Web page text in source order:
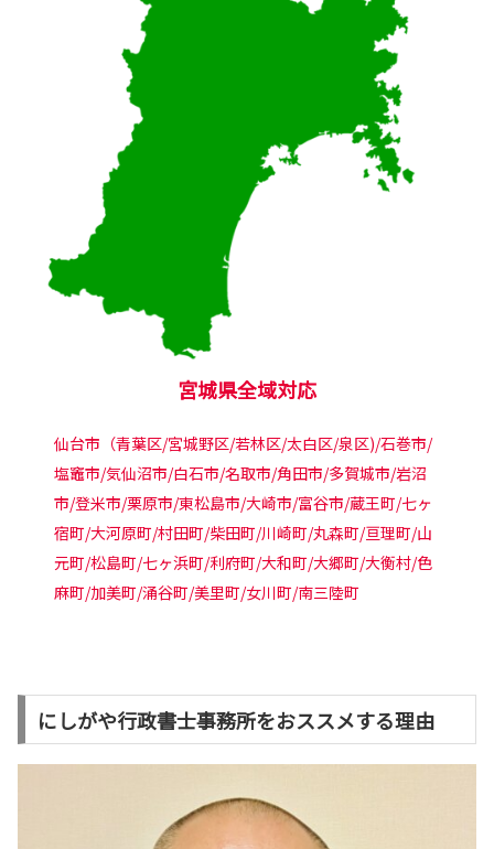
宮城県全域対応
仙台市（青葉区/宮城野区/若林区/太白区/泉区)/石巻市/
塩竈市/気仙沼市/白石市/名取市/角田市/多賀城市/岩沼
市/登米市/栗原市/東松島市/大崎市/富谷市/蔵王町/七ヶ
宿町/大河原町/村田町/柴田町/川崎町/丸森町/亘理町/山
元町/松島町/七ヶ浜町/利府町/大和町/大郷町/大衡村/色
麻町/加美町/涌谷町/美里町/女川町/南三陸町
にしがや行政書士事務所をおススメする理由